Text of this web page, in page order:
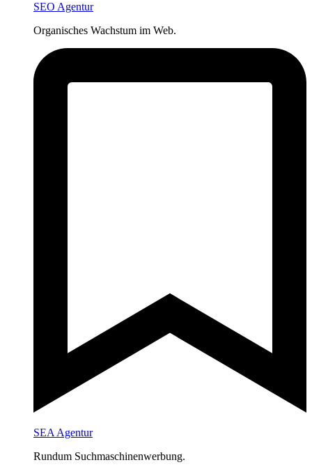
SEO Agentur
Organisches Wachstum im Web.
SEA Agentur
Rundum Suchmaschinenwerbung.